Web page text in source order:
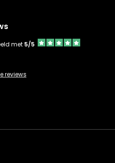
met 5/5
reviews